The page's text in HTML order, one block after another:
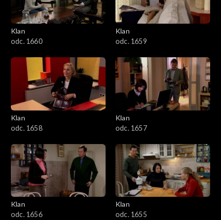
Klan
odc. 1660
Klan
odc. 1659
Klan
odc. 1658
Klan
odc. 1657
Klan
odc. 1656
Klan
odc. 1655